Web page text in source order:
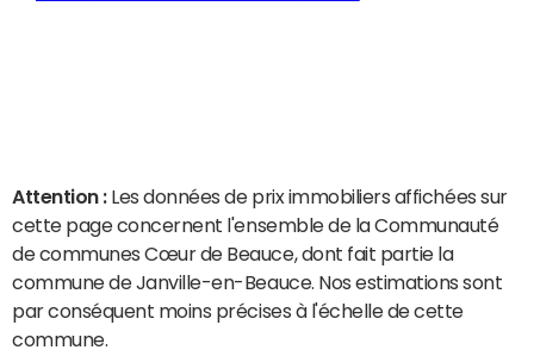
Attention : Les données de prix immobiliers affichées sur
cette page concernent l'ensemble de la Communauté
de communes Cœur de Beauce, dont fait partie la
commune de Janville-en-Beauce. Nos estimations sont
par conséquent moins précises à l'échelle de cette
commune.